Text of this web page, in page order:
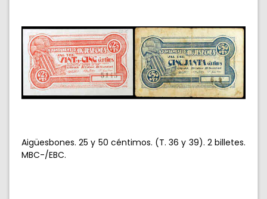
Aigüesbones. 25 y 50 céntimos. (T. 36 y 39). 2 billetes.
MBC-/EBC.